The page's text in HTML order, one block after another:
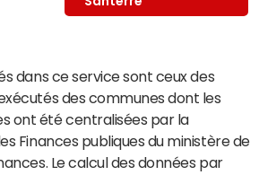
dans ce service sont ceux des
des communes dont les
ont été centralisées par la
Finances publiques du ministère de
Le calcul des données par